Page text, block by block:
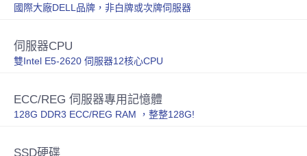
國際大廠DELL品牌，非白牌或次牌伺服器
伺服器CPU
雙Intel E5-2620 伺服器12核心CPU
ECC/REG 伺服器專用記憶體
128G DDR3 ECC/REG RAM ，整整128G!
SSD硬碟